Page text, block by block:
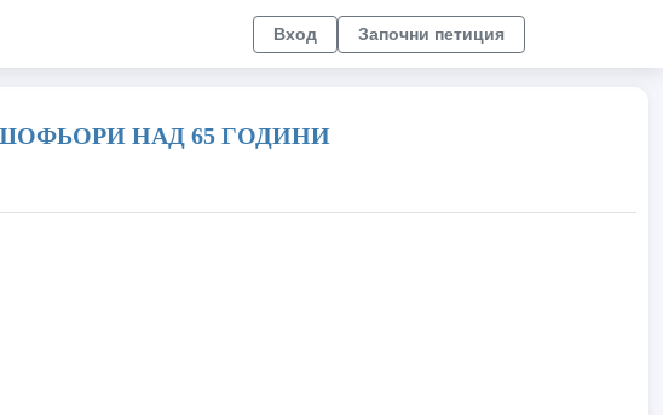
Вход Започни петиция
НАД 65 ГОДИНИ